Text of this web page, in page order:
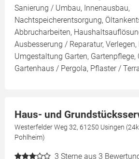
Sanierung / Umbau, Innenausbau,
Nachtspeicherentsorgung,
Abbrucharbeiten,
Ausbesserung / Reparatur,
Umgestaltung Garten, Gartenpflege,
Gartenhaus / Pergola, Pflaster /
Haus- und
Westerfelder Weg 32, 61250 Usingen
Pohlheim)
3 Sterne aus 3